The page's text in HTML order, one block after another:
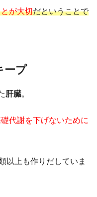
が大切だということで
ープ
肝臓。
代謝を下げないために
以上も作りだしていま